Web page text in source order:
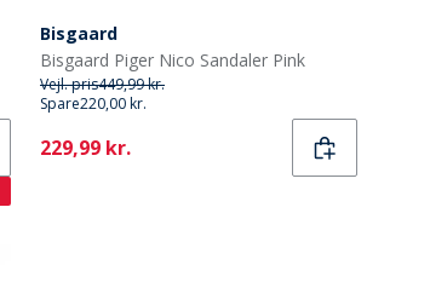
Bisgaard
Bisgaard Piger Nico Sandaler Pink
Vejl. pris449,99 kr.
Spare220,00 kr.
Current
229,99 kr.